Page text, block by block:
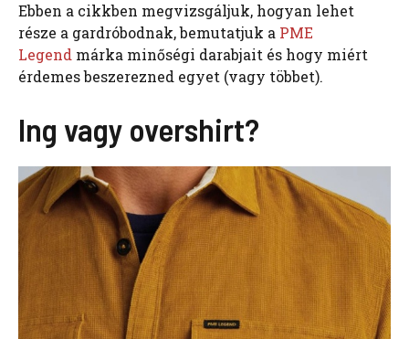
Ebben a cikkben megvizsgáljuk, hogyan lehet
része a gardróbodnak, bemutatjuk a PME
Legend márka minőségi darabjait és hogy miért
érdemes beszerezned egyet (vagy többet).
Ing vagy overshirt?